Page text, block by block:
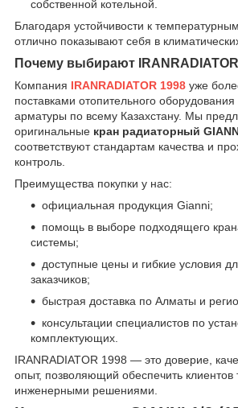
собственной котельной.
Благодаря устойчивости к
отлично показывают себя в
Почему выбирают
Компания IRANRADIATOR 1998 уже
поставками отопительного
арматуры по всему Казахстану. Мы
оригинальные кран радиаторный
соответствуют стандартам качества и
контроль.
Преимущества покупки у нас:
официальная продукция Gianni;
помощь в выборе подходящего
системы;
доступные цены и гибкие условия
заказчиков;
быстрая доставка по Алматы и
консультации специалистов по
комплектующих.
IRANRADIATOR 1998 — это доверие,
опыт, позволяющий обеспечить
инженерными решениями.